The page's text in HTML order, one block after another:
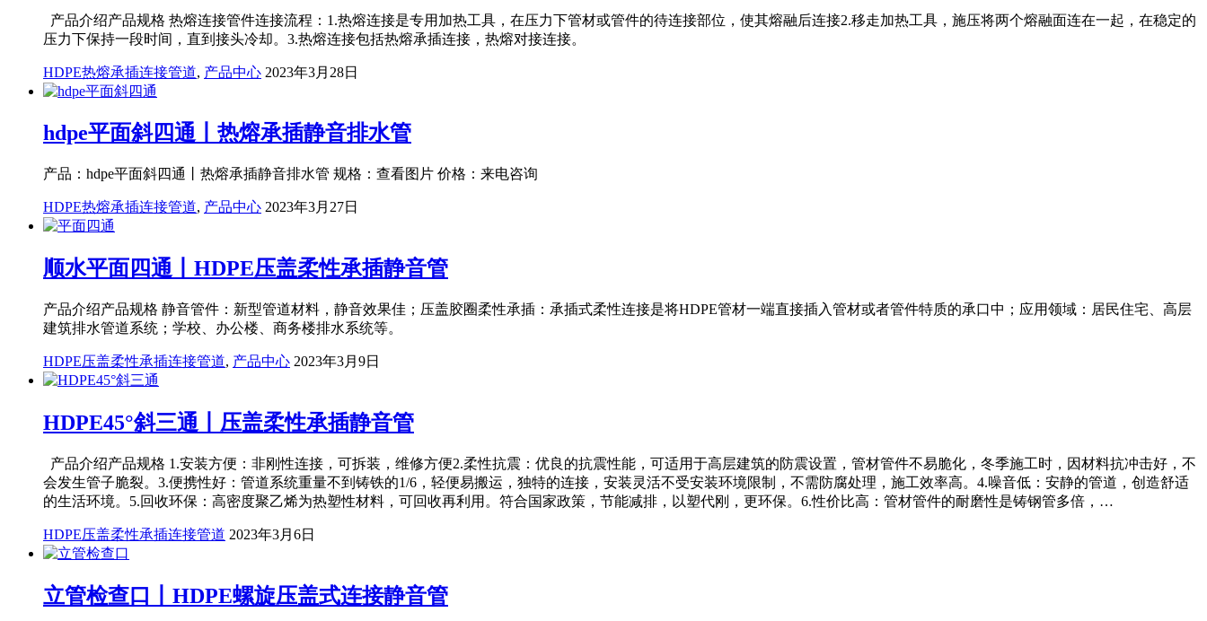
产品介绍产品规格 热熔连接管件连接流程：1.热熔连接是专用加热工具，在压力下管材或管件的待连接部位，使其熔融后连接2.移走加热工具，施压将两个熔融面连在一起，在稳定的
压力下保持一段时间，直到接头冷却。3.热熔连接包括热熔承插连接，热熔对接连接。
HDPE热熔承插连接管道, 产品中心 2023年3月28日
hdpe平面斜四通丨热熔承插静音排水管
产品：hdpe平面斜四通丨热熔承插静音排水管 规格：查看图片 价格：来电咨询
HDPE热熔承插连接管道, 产品中心 2023年3月27日
顺水平面四通丨HDPE压盖柔性承插静音管
产品介绍产品规格 静音管件：新型管道材料，静音效果佳；压盖胶圈柔性承插：承插式柔性连接是将HDPE管材一端直接插入管材或者管件特质的承口中；应用领域：居民住宅、高层
建筑排水管道系统；学校、办公楼、商务楼排水系统等。
HDPE压盖柔性承插连接管道, 产品中心 2023年3月9日
HDPE45°斜三通丨压盖柔性承插静音管
产品介绍产品规格 1.安装方便：非刚性连接，可拆装，维修方便2.柔性抗震：优良的抗震性能，可适用于高层建筑的防震设置，管材管件不易脆化，冬季施工时，因材料抗冲击好，不
会发生管子脆裂。3.便携性好：管道系统重量不到铸铁的1/6，轻便易搬运，独特的连接，安装灵活不受安装环境限制，不需防腐处理，施工效率高。4.噪音低：安静的管道，创造舒适
的生活环境。5.回收环保：高密度聚乙烯为热塑性材料，可回收再利用。符合国家政策，节能减排，以塑代刚，更环保。6.性价比高：管材管件的耐磨性是铸钢管多倍，…
HDPE压盖柔性承插连接管道 2023年3月6日
立管检查口丨HDPE螺旋压盖式连接静音管